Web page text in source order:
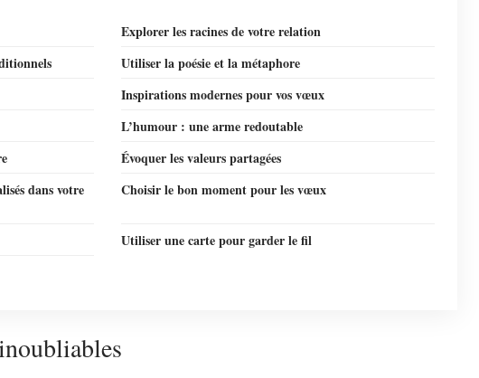
Explorer les racines de votre relation
Utiliser la poésie et la métaphore
Inspirations modernes pour vos vœux
L’humour : une arme redoutable
Évoquer les valeurs partagées
dans votre
Choisir le bon moment pour les vœux
Utiliser une carte pour garder le fil